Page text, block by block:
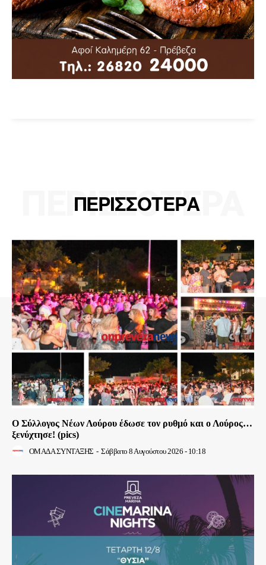
ΠΕΡΙΣΣΟΤΕΡΑ
ΠΕΡΙΣΣΟΤΕΡΑ
Ο Σύλλογος Νέων Λούρου έδωσε τον ρυθμό και ο Λούρος…
ξενύχτησε! (pics)
ΟΜΑΔΑ ΣΥΝΤΑΞΗΣ - Σάββατο 8 Αυγούστου 2026 - 10:18